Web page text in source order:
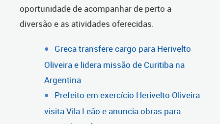
oportunidade de acompanhar de perto a
diversão e as atividades oferecidas.
Greca transfere cargo para Herivelto
Oliveira e lidera missão de Curitiba na
Argentina
Prefeito em exercício Herivelto Oliveira
visita Vila Leão e anuncia obras para